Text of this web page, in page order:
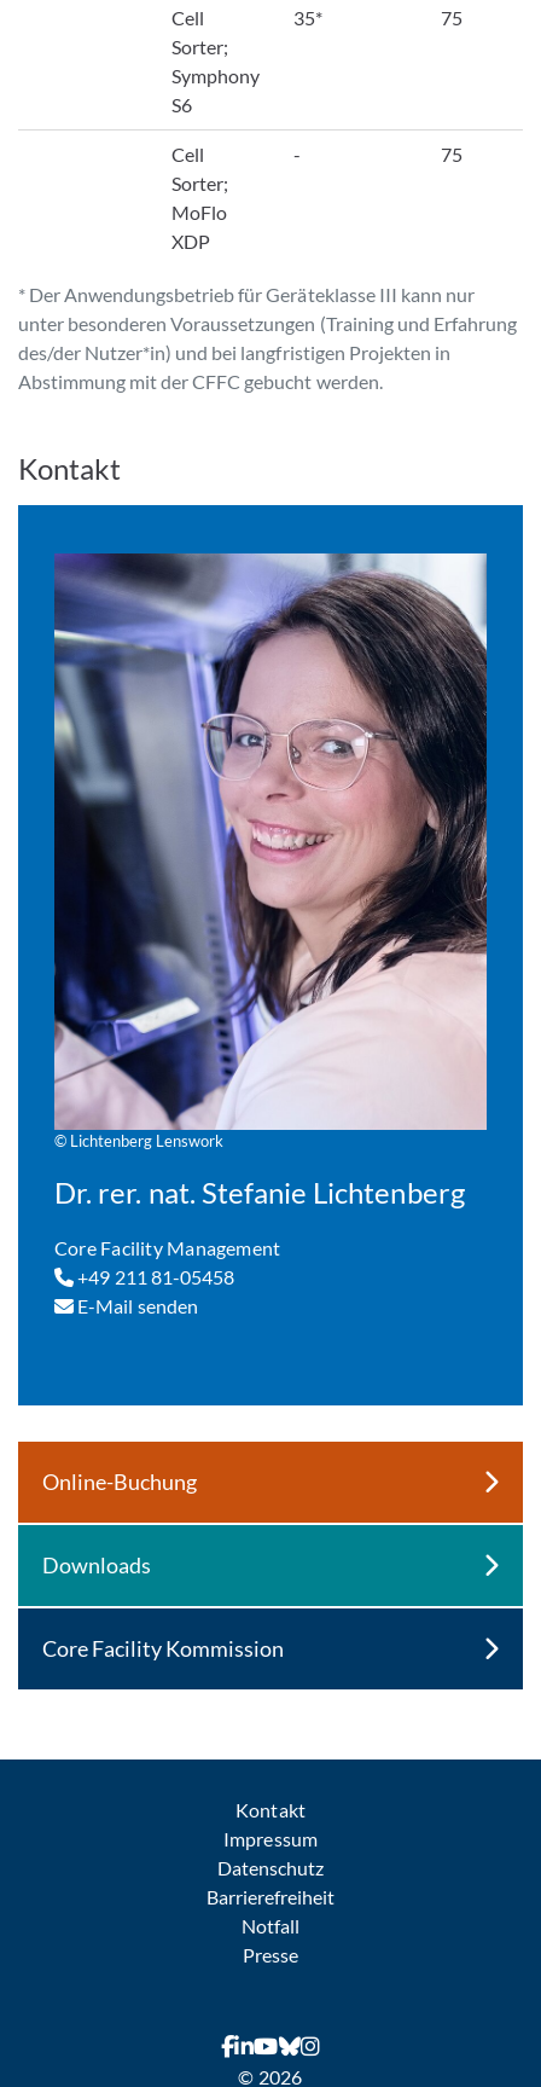
* Der Anwendungsbetrieb für Geräteklasse III kann nur
unter besonderen Voraussetzungen (Training und Erfahrung
des/der Nutzer*in) und bei langfristigen Projekten in
Abstimmung mit der CFFC gebucht werden.
Cell
Sorter;
Symphony
S6
35* 75
Cell
Sorter;
MoFlo
XDP
- 75
Kontakt
© Lichtenberg Lenswork
Dr. rer. nat. Stefanie Lichtenberg
Core Facility Management
+49 211 81-05458
E-Mail senden
Online-Buchung
Downloads
Core Facility Kommission
Kontakt
Impressum
Datenschutz
Barrierefreiheit
Notfall
Presse
© 2026